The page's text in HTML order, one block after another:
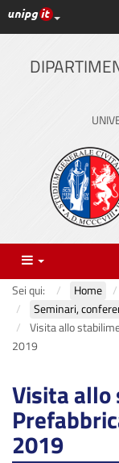
Vai
al
contenuto
principale
Link ai
Menu
Sei qui: Home
Seminari,
Visita allo
2019
Visita allo
2019